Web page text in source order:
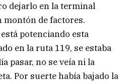
dejarlo en la terminal
montón de factores.
potenciando esta
en la ruta 119, se estaba
pasar, no se veía ni la
Por suerte había bajado la